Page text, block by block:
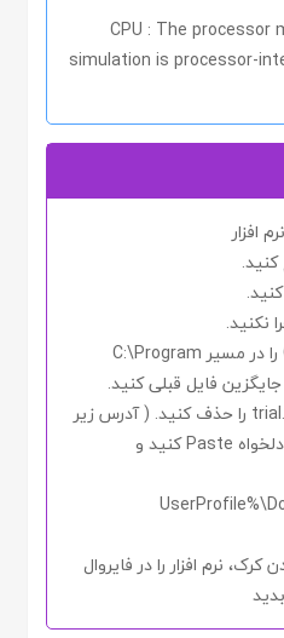
CPU : The processor
simulation is processor-
افزار
نکنید.
را در مسیرC:\Program
فایل قبلی کنید.
را حذف کنید. ( آدرس زیر
Pasteکنید و
کرک، نرم افزار را درفایروال